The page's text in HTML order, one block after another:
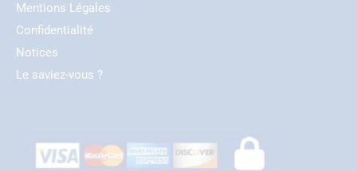
Mentions Légales
Confidentialité
Notices
Le saviez-vous ?